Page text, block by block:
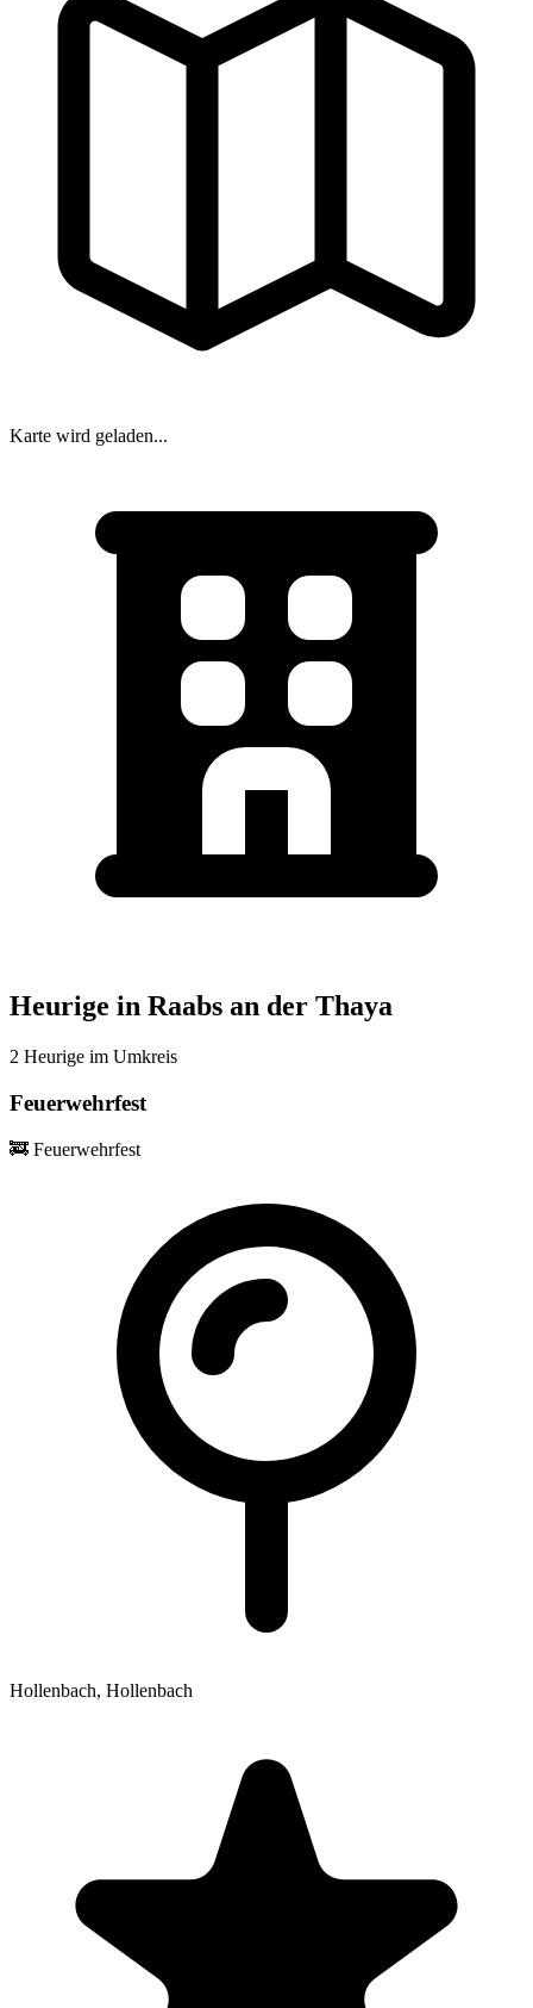
Karte wird geladen...
Heurige in Raabs an der Thaya
2 Heurige im Umkreis
Feuerwehrfest
🚒 Feuerwehrfest
Hollenbach, Hollenbach